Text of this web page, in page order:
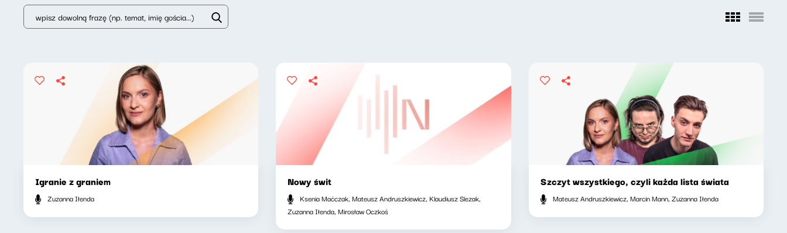
Igranie z graniem
Zuzanna Iłenda
Nowy świt
Ksenia Maćczak, Mateusz Andruszkiewicz, Klaudiusz Slezak,
Zuzanna Iłenda, Mirosław Oczkoś
Szczyt wszystkiego, czyli każda lista świata
Mateusz Andruszkiewicz, Marcin Mann, Zuzanna Iłenda